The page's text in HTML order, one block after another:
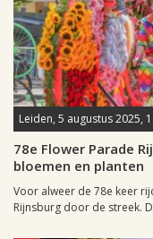
Leiden, 5 augustus 2025,
78e Flower Parade
bloemen en planten
Voor alweer de 78e keer
Rijnsburg door de streek.